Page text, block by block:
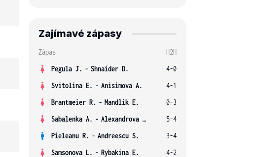
Zajímavé zápasy
Zápas
H2H
Pegula J. - Shnaider D.
4-0
Svitolina E. - Anisimova A.
4-1
Brantmeier R. - Mandlik E.
0-3
Sabalenka A. - Alexandrova E.
5-4
Pieleanu R. - Andreescu S.
3-4
Samsonova L. - Rybakina E. 4-2